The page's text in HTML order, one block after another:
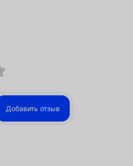
Добавить отзыв